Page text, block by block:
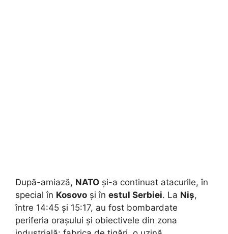
După-amiază, NATO și-a continuat atacurile, în
special în Kosovo și în estul Serbiei. La Niș,
între 14:45 și 15:17, au fost bombardate
periferia orașului și obiectivele din zona